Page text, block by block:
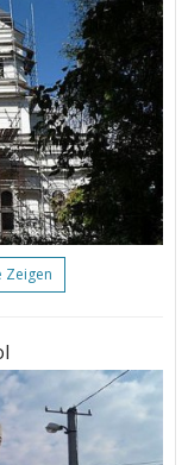
Zeigen